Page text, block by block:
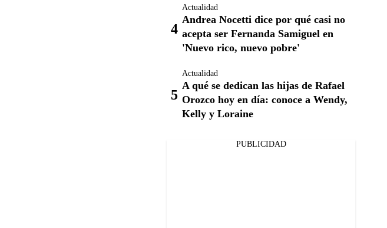
Actualidad
Andrea Nocetti dice por qué casi no
acepta ser Fernanda Samiguel en
'Nuevo rico, nuevo pobre'
Actualidad
A qué se dedican las hijas de Rafael
Orozco hoy en día: conoce a Wendy,
Kelly y Loraine
PUBLICIDAD